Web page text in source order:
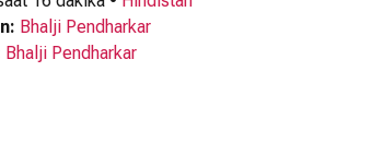
Bhalji Pendharkar
Bhalji Pendharkar